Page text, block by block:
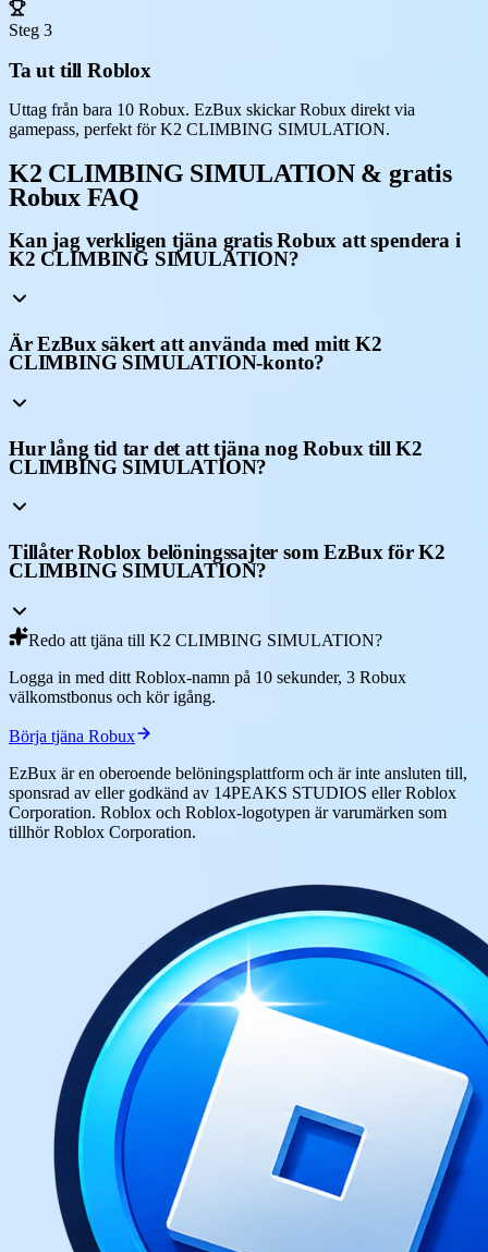
Steg 3
Ta ut till Roblox
Uttag från bara 10 Robux. EzBux skickar Robux direkt via
gamepass, perfekt för K2 CLIMBING SIMULATION.
K2 CLIMBING SIMULATION & gratis
Robux FAQ
Kan jag verkligen tjäna gratis Robux att spendera i
K2 CLIMBING SIMULATION?
Är EzBux säkert att använda med mitt K2
CLIMBING SIMULATION-konto?
Hur lång tid tar det att tjäna nog Robux till K2
CLIMBING SIMULATION?
Tillåter Roblox belöningssajter som EzBux för K2
CLIMBING SIMULATION?
Redo att tjäna till K2 CLIMBING SIMULATION?
Logga in med ditt Roblox-namn på 10 sekunder, 3 Robux
välkomstbonus och kör igång.
Börja tjäna Robux
EzBux är en oberoende belöningsplattform och är inte ansluten till,
sponsrad av eller godkänd av 14PEAKS STUDIOS eller Roblox
Corporation. Roblox och Roblox-logotypen är varumärken som
tillhör Roblox Corporation.